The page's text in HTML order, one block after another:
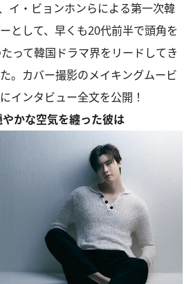
イ・ビョンホンらによる第一次韓
として、早くも20代前半で頭角を
って韓国ドラマ界をリードしてき
。カバー撮影のメイキングムービ
インタビュー全文を公開！
かな空気を纏った彼は